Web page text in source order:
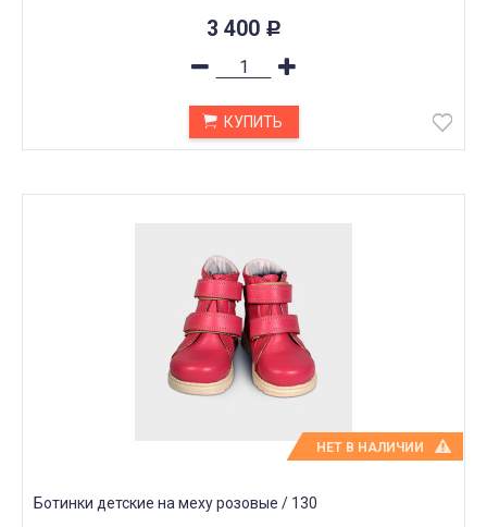
3 400 Р
КУПИТЬ
Ботинки детские на меху розовые / 130
НЕТ В НАЛИЧИИ